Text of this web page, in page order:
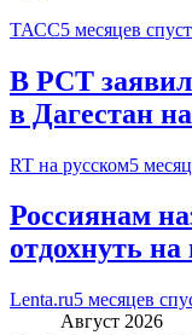
ТАСС5 месяцев
В РСТ
в Дагестан
RT на русском5
Россиянам
отдохнуть
Lenta.ru5 месяцев
Август 2026